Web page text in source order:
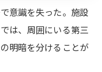
意識を失った。施設
は、周囲にいる第三
明暗を分けることが